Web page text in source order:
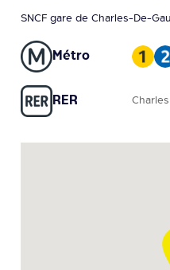
SNCF gare de Charles-De-
Métro
RER